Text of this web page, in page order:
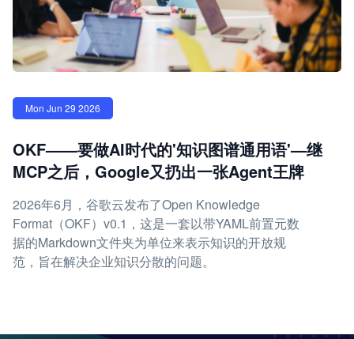
Mon Jun 29 2026
OKF——要做AI时代的'知识图谱通用语'—继
MCP之后，Google又扔出一张Agent王牌
2026年6月，谷歌云发布了Open Knowledge
Format（OKF）v0.1，这是一套以带YAML前置元数
据的Markdown文件夹为单位来表示知识的开放规
范，旨在解决企业知识分散的问题。